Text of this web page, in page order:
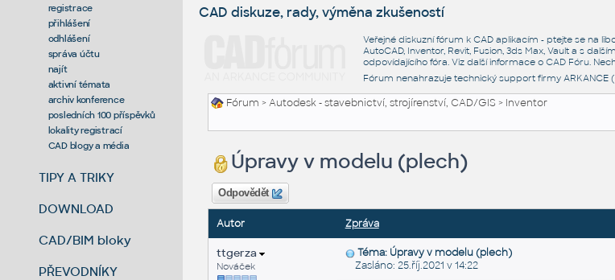
registrace
přihlášení
odhlášení
správa účtu
najít
aktivní témata
archiv konference
posledních 100 příspěvků
lokality registrací
CAD blogy a média
TIPY A TRIKY
DOWNLOAD
CAD/BIM bloky
PŘEVODNÍKY
CAD diskuze, rady, výměna zkušeností
Veřejné diskuzní fórum k CAD aplikacím - ptejte se na
AutoCAD, Inventor, Revit, Fusion, 3ds Max, Vault a s
odpovídajícího fóra. Viz další informace o CAD Fóru.
Fórum nenahrazuje technický support firmy
Fórum >Autodesk - stavebnictví, strojírenství, CAD/GIS> Inventor
Úpravy v modelu (plech)
Odpovědět
Autor Zpráva
ttgerza
Nováček
Téma: Úpravy v modelu (plech)
Zasláno: 25.říj.2021 v 14:22